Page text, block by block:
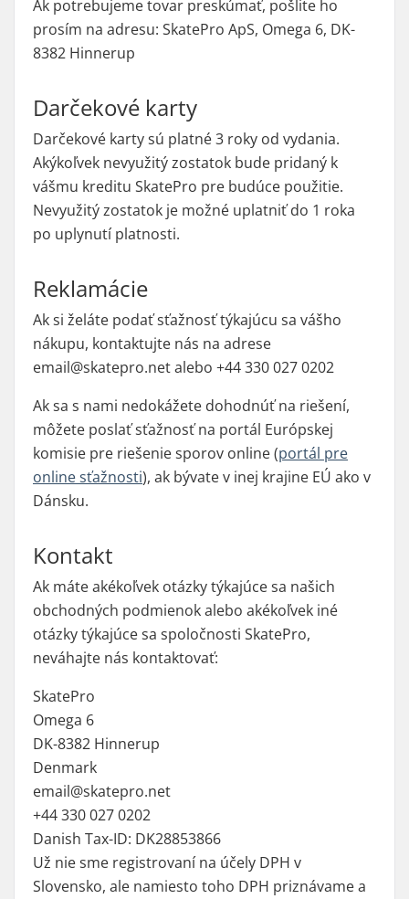
Ak potrebujeme tovar preskúmať, pošlite ho
prosím na adresu: SkatePro ApS, Omega 6, DK-
8382 Hinnerup
Darčekové karty
Darčekové karty sú platné 3 roky od vydania.
Akýkoľvek nevyužitý zostatok bude pridaný k
vášmu kreditu SkatePro pre budúce použitie.
Nevyužitý zostatok je možné uplatniť do 1 roka
po uplynutí platnosti.
Reklamácie
Ak si želáte podať sťažnosť týkajúcu sa vášho
nákupu, kontaktujte nás na adrese
email@skatepro.net alebo +44 330 027 0202
Ak sa s nami nedokážete dohodnúť na riešení,
môžete poslať sťažnosť na portál Európskej
komisie pre riešenie sporov online (portál pre
online sťažnosti), ak bývate v inej krajine EÚ ako v
Dánsku.
Kontakt
Ak máte akékoľvek otázky týkajúce sa našich
obchodných podmienok alebo akékoľvek iné
otázky týkajúce sa spoločnosti SkatePro,
neváhajte nás kontaktovať:
SkatePro
Omega 6
DK-8382 Hinnerup
Denmark
email@skatepro.net
+44 330 027 0202
Danish Tax-ID: DK28853866
Už nie sme registrovaní na účely DPH v
Slovensko, ale namiesto toho DPH priznávame a